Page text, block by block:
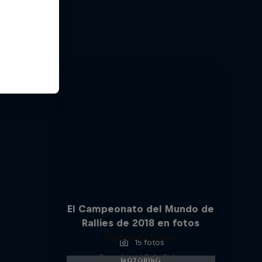
El Campeonato del Mundo de
Rallies de 2018 en fotos
15 fotos
MOTORING
Discover Dakar
Descubre el Rally Dakar